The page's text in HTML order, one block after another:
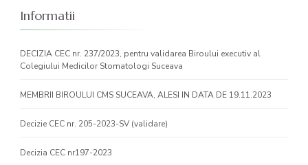
Informatii
DECIZIA CEC nr. 237/2023, pentru validarea Biroului executiv al
Colegiului Medicilor Stomatologi Suceava
MEMBRII BIROULUI CMS SUCEAVA, ALESI IN DATA DE 19.11.2023
Decizie CEC nr. 205-2023-SV (validare)
Decizia CEC nr197-2023